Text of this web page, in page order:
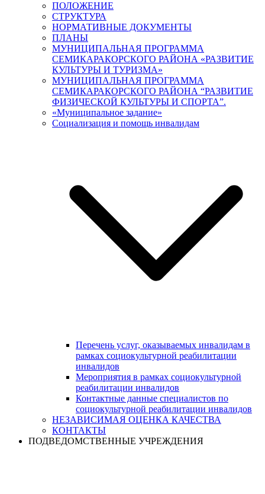
ПОЛОЖЕНИЕ
СТРУКТУРА
НОРМАТИВНЫЕ ДОКУМЕНТЫ
ПЛАНЫ
МУНИЦИПАЛЬНАЯ ПРОГРАММА
СЕМИКАРАКОРСКОГО РАЙОНА «РАЗВИТИЕ
КУЛЬТУРЫ И ТУРИЗМА»
МУНИЦИПАЛЬНАЯ ПРОГРАММА
СЕМИКАРАКОРСКОГО РАЙОНА “РАЗВИТИЕ
ФИЗИЧЕСКОЙ КУЛЬТУРЫ И СПОРТА”.
«Муниципальное задание»
Социализация и помощь инвалидам
Перечень услуг, оказываемых инвалидам в
рамках социокультурной реабилитации
инвалидов
Мероприятия в рамках социокультурной
реабилитации инвалидов
Контактные данные специалистов по
социокультурной реабилитации инвалидов
НЕЗАВИСИМАЯ ОЦЕНКА КАЧЕСТВА
КОНТАКТЫ
ПОДВЕДОМСТВЕННЫЕ УЧРЕЖДЕНИЯ